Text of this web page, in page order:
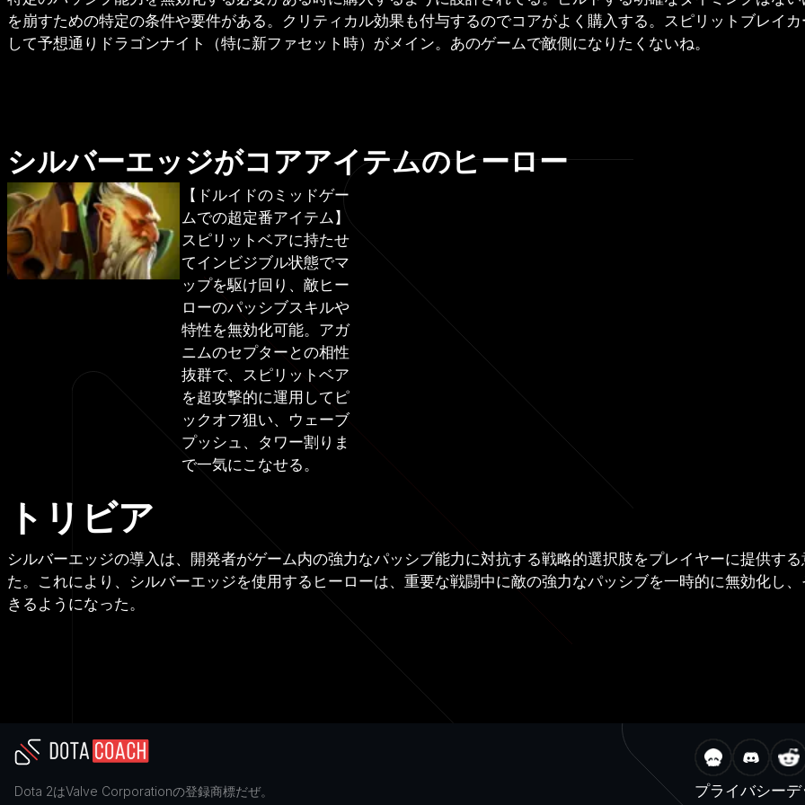
を崩すための特定の条件や要件がある。クリティカル効果も付与するのでコアがよく購入する。スピリットブレイ
して予想通りドラゴンナイト（特に新ファセット時）がメイン。あのゲームで敵側になりたくないね。
シルバーエッジがコアアイテムのヒーロー
【ドルイドのミッドゲー
ムでの超定番アイテム】
スピリットベアに持たせ
てインビジブル状態でマ
ップを駆け回り、敵ヒー
ローのパッシブスキルや
特性を無効化可能。アガ
ニムのセプターとの相性
抜群で、スピリットベア
を超攻撃的に運用してピ
ックオフ狙い、ウェーブ
プッシュ、タワー割りま
で一気にこなせる。
トリビア
シルバーエッジの導入は、開発者がゲーム内の強力なパッシブ能力に対抗する戦略的選択肢をプレイヤーに提供す
た。これにより、シルバーエッジを使用するヒーローは、重要な戦闘中に敵の強力なパッシブを一時的に無効化し
きるようになった。
Dota 2はValve Corporationの登録商標だぜ。 プライバシー